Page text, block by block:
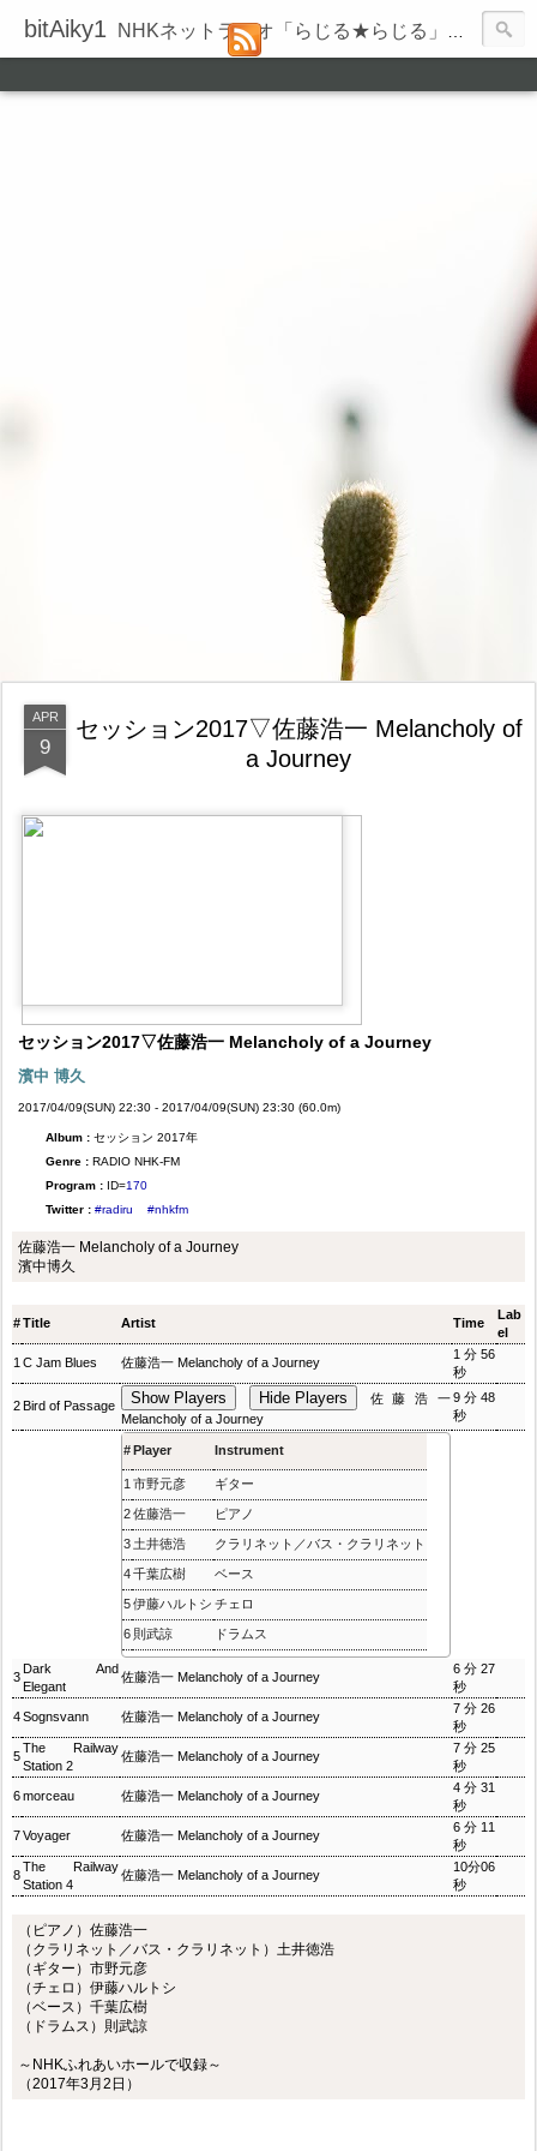
bitAiky1 NHKネットラジオ「らじる★らじる」の録音履歴
APR
9
セッション2017▽佐藤浩一 Melancholy of
a Journey
セッション2017▽佐藤浩一 Melancholy of a Journey
濱中 博久
2017/04/09(SUN) 22:30 - 2017/04/09(SUN) 23:30 (60.0m)
Album : セッション 2017年
Genre : RADIO NHK-FM
Program : ID=170
Twitter : #radiru #nhkfm
佐藤浩一 Melancholy of a Journey
濱中博久
#Title Artist Time
Lab
el
1 C Jam Blues 佐藤浩一 Melancholy of a Journey
1分56
秒
2Bird of Passage Show Players Hide Players
佐藤浩一
Melancholy of a Journey
9分48
秒
#Player Instrument
1 市野元彦 ギター
2佐藤浩一 ピアノ
3 土井徳浩 クラリネット／バス・クラリネット
4千葉広樹 ベース
5伊藤ハルトシ チェロ
6 則武諒 ドラムス
3
Dark And
Elegant
佐藤浩一 Melancholy of a Journey
6分27
秒
4Sognsvann 佐藤浩一 Melancholy of a Journey
7分26
秒
5
The Railway
Station 2
佐藤浩一 Melancholy of a Journey
7分25
秒
6morceau 佐藤浩一 Melancholy of a Journey
4分31
秒
7Voyager 佐藤浩一 Melancholy of a Journey
6分11
秒
8
The Railway
Station 4
佐藤浩一 Melancholy of a Journey
10分06
秒
（ピアノ）佐藤浩一
（クラリネット／バス・クラリネット）土井徳浩
（ギター）市野元彦
（チェロ）伊藤ハルトシ
（ベース）千葉広樹
（ドラムス）則武諒
～NHKふれあいホールで収録～
（2017年3月2日）